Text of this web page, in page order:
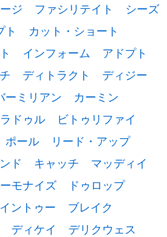
ジ ファシリテイト
シーズ
ト
カット・ショート
インフォーム
アドプト
ディトラクト
ディジー
ーミリアン
カーミン
ラドゥル
ビトゥリファイ
ポール
リード・アップ
ド キャッチ
マッディイ
モナイズ
ドゥロップ
ントゥー
ブレイク
ディケイ
デリクウェス